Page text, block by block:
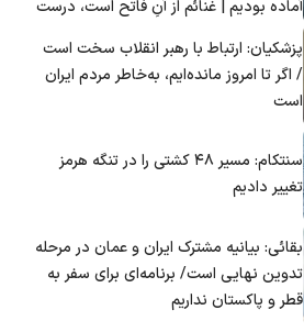
آماده بودیم | غنائم از آنِ فاتح است، درست
پزشکیان: ارتباط با رهبر انقلاب سخت است
/ اگر تا امروز مانده‌ایم، به‌خاطر مردم ایران
است
سنتکام: مسیر ۴۸ کشتی را در تنگه هرمز
تغییر دادیم
بقائی: بیانیه مشترک ایران و عمان در مرحله
تدوین نهایی است/ برنامه‌ای برای سفر به
قطر و پاکستان نداریم